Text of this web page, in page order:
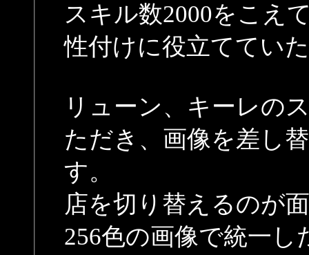
スキル数2000をこえ
性付けに役立ててい
リューン、キーレの
ただき、画像を差し
す。
店を切り替えるのが
256色の画像で統一